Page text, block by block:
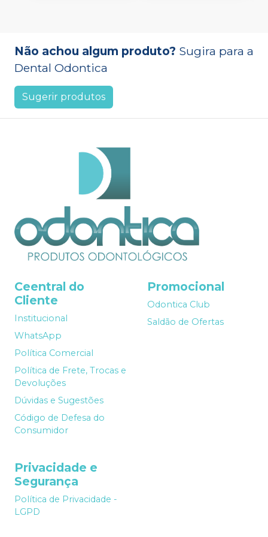
Não achou algum produto? Sugira para a
Dental Odontica
Sugerir produtos
Ceentral do
Cliente
Institucional
WhatsApp
Política Comercial
Política de Frete, Trocas e
Devoluções
Dúvidas e Sugestões
Código de Defesa do
Consumidor
Promocional
Odontica Club
Saldão de Ofertas
Privacidade e
Segurança
Política de Privacidade -
LGPD